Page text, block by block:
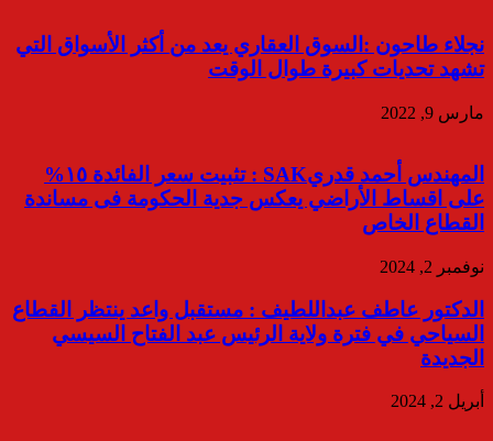
نجلاء طاحون :السوق العقاري يعد من أكثر الأسواق التي
تشهد تحديات كبيرة طوال الوقت
مارس 9, 2022
المهندس أحمد قدريSAK : تثبيت سعر الفائدة ١٥%
على اقساط الأراضي يعكس جدية الحكومة فى مساندة
القطاع الخاص
نوفمبر 2, 2024
الدكتور عاطف عبداللطيف : مستقبل واعد ينتظر القطاع
السياحي في فترة ولاية الرئيس عبد الفتاح السيسي
الجديدة
أبريل 2, 2024